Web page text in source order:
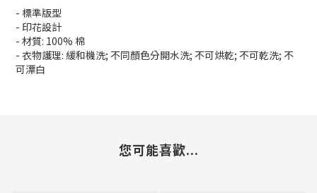
- 標準版型
- 印花設計
- 材質: 100% 棉
- 衣物護理: 緩和機洗; 不同顏色分開水洗; 不可烘乾; 不可乾洗; 不
可漂白
您可能喜歡...